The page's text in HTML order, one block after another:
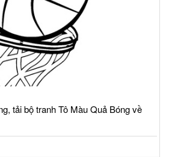
tải bộ tranh Tô Màu Quả Bóng về